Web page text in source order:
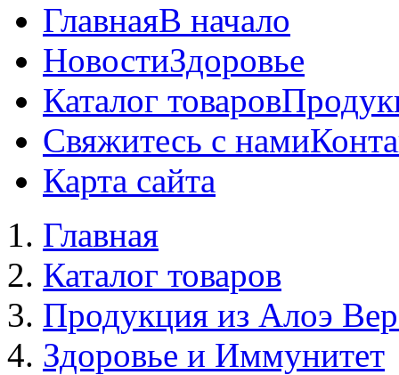
ГлавнаяВ начало
НовостиЗдоровье
Каталог товаров
Свяжитесь с нами
Карта сайта
Главная
Каталог товаров
Продукция из Алоэ
Здоровье и Иммунитет